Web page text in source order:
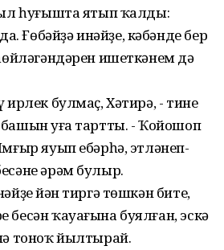
һуғышта ятып ҡалды:
Ғөбәйҙә инәйҙе, кәбәнде бер
ишеткәнем дә
ирлек булмаҫ, Хәтирә, - тине
уңға тартты. - Ҡойошоп
яуып ебәрһә, этләнеп-
әрәм булыр.
йән тиргә төшкән бите,
ҡауағына буялған, эскә
тоноҡ йылтырай.